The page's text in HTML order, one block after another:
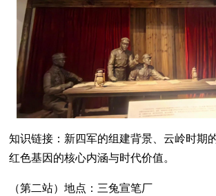
知识链接：新四军的组建背景、云岭时期
红色基因的核心内涵与时代价值。
（第二站）地点：三兔宣笔厂